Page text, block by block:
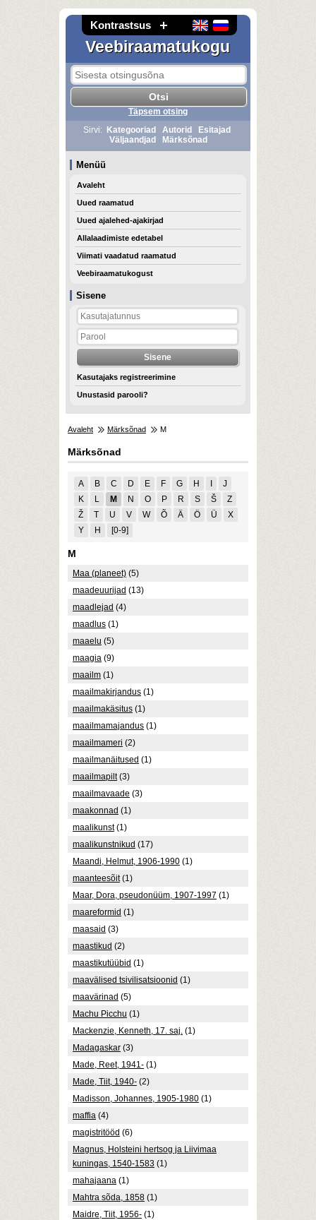
Kontrastsus
Veebiraamatukogu
Sisene
Kasutajaks registreerimine
Unustasid parooli?
Täpsem otsing
Sirvi:
Kategooriad Autorid
Esitajad
Väljaandjad
Märksõnad
Menüü
Avaleht
Uued raamatud
Uued ajalehed-ajakirjad
Allalaadimiste edetabel
Viimati vaadatud raamatud
Veebiraamatukogust
Avaleht Märksõnad M
Märksõnad
A B C D E F G H
J
K
L M N O P R S Š
Z
Ž
T U V W Õ Ä Ö Ü
X
Y
Н [0-9]
M
Maa (planeet) (5)
maadeuurijad (13)
maadlejad (4)
maadlus (1)
maaelu (5)
maagia (9)
maailm (1)
maailmakirjandus (1)
maailmakäsitus (1)
maailmamajandus (1)
maailmameri (2)
maailmanäitused (1)
maailmapilt(3)
maailmavaade (3)
maakonnad (1)
maalikunst(1)
maalikunstnikud (17)
Maandi, Helmut, 1906-1990 (1)
maanteesõit(1)
Maar, Dora, pseudonüüm, 1907-1997 (1)
maareformid (1)
maasaid (3)
maastikud (2)
maastikutüübid (1)
maavälised tsivilisatsioonid (1)
maavärinad (5)
Machu Picchu (1)
Mackenzie, Kenneth, 17. saj. (1)
Madagaskar (3)
Made, Reet, 1941- (1)
Made, Tiit, 1940- (2)
Madisson, Johannes, 1905-1980 (1)
maffia (4)
magistritööd (6)
Magnus, Holsteini hertsog ja Liivimaa
kuningas, 1540-1583 (1)
mahajaana (1)
Mahtra sõda, 1858 (1)
Maidre, Tiit, 1956- (1)